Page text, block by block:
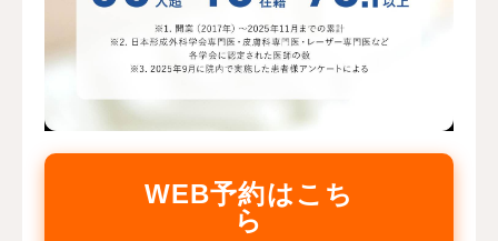
WEB予約はこち
ら